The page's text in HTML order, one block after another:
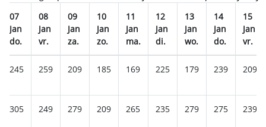
07
Jan
do.
08
Jan
vr.
09
Jan
za.
10
Jan
zo.
11
Jan
ma.
12
Jan
di.
13
Jan
wo.
14
Jan
do.
15
Jan
vr.
245 259 209 185 169 225 179 239 209
305 249 279 209 265 235 279 275 239